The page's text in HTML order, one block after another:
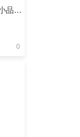
靖西市2018新春文艺大汇演, 壮话小品《有钱没钱都是娘》
0